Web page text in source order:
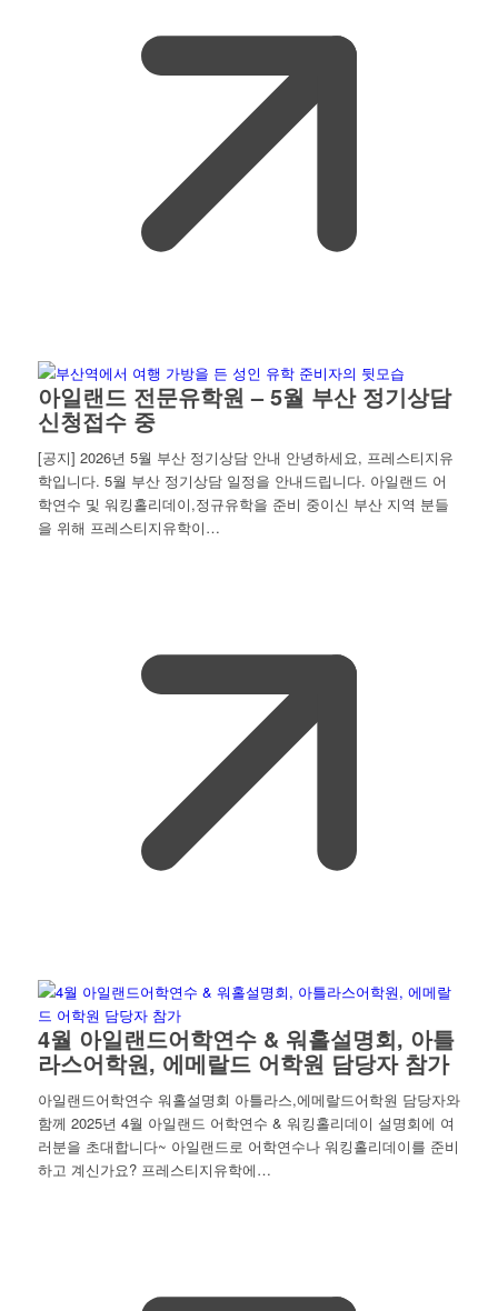
아일랜드 전문유학원 – 5월 부산 정기상담
신청접수 중
[공지] 2026년 5월 부산 정기상담 안내 안녕하세요, 프레스티지유
학입니다. 5월 부산 정기상담 일정을 안내드립니다. 아일랜드 어
학연수 및 워킹홀리데이,정규유학을 준비 중이신 부산 지역 분들
을 위해 프레스티지유학이…
4월 아일랜드어학연수 & 워홀설명회, 아틀
라스어학원, 에메랄드 어학원 담당자 참가
아일랜드어학연수 워홀설명회 아틀라스,에메랄드어학원 담당자와
함께 2025년 4월 아일랜드 어학연수 & 워킹홀리데이 설명회에 여
러분을 초대합니다~ 아일랜드로 어학연수나 워킹홀리데이를 준비
하고 계신가요? 프레스티지유학에…